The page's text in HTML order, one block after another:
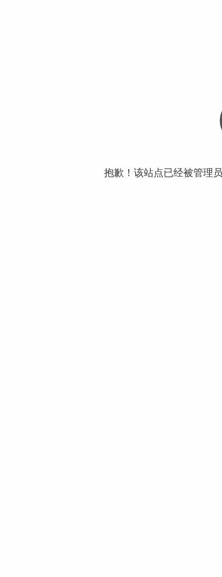
抱歉！该站点已经被管理